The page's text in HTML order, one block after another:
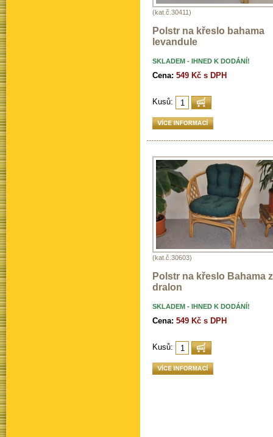
(kat.č.30411)
Polstr na křeslo bahama
levandule
SKLADEM - IHNED K DODÁNÍ!
Cena: 549 Kč s DPH
Kusů:
(kat.č.30603)
Polstr na křeslo Bahama
dralon
SKLADEM - IHNED K DODÁNÍ!
Cena: 549 Kč s DPH
Kusů: